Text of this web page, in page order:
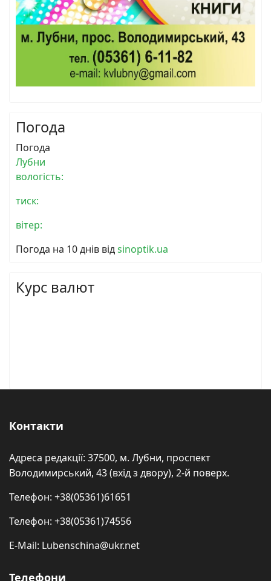
Погода
Погода
Лубни
вологість:
тиск:
вітер:
Погода на 10 днів відsinoptik.ua
Курс валют
Контакти
Адреса редакції: 37500, м. Лубни, проспект
Володимирський, 43 (вхід з двору), 2-й поверх.
Телефон: +38(05361)61651
Телефон: +38(05361)74556
E-Mail: Lubenschina@ukr.net
Телефони